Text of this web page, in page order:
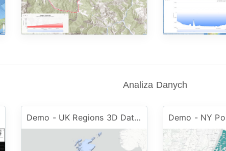
Analiza Danych
Demo - UK Regions 3D Dataset